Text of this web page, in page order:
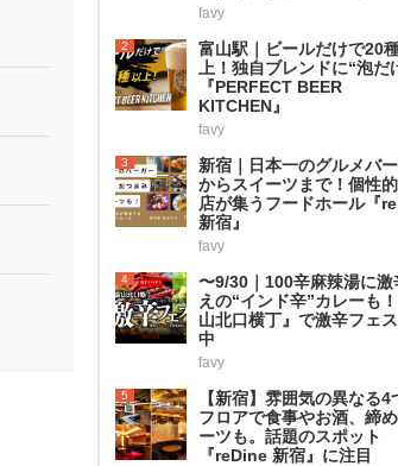
favy
2
富山駅｜ビールだけで20
上！独自ブレンドに“泡だ
『PERFECT BEER
KITCHEN』
favy
3
新宿｜日本一のグルメバ
からスイーツまで！個性
店が集うフードホール『
新宿』
favy
4
〜9/30｜100辛麻辣湯に激
えの“インド辛”カレーも
山北口横丁』で激辛フェ
中
favy
5
【新宿】雰囲気の異なる4
フロアで食事やお酒、締
ーツも。話題のスポット
『reDine 新宿』に注目